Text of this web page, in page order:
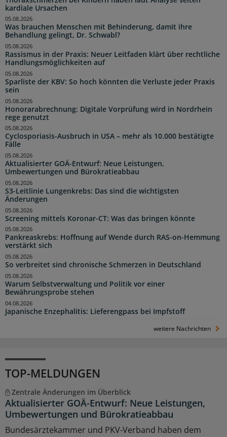
kardiale Ursachen
Was brauchen Menschen mit Behinderung, damit ihre
Behandlung gelingt, Dr. Schwabl?
05.08.2026
Rassismus in der Praxis: Neuer Leitfaden klärt über rechtliche
Handlungsmöglichkeiten auf
05.08.2026
Sparliste der KBV: So hoch könnten die Verluste jeder Praxis
sein
05.08.2026
Honorarabrechnung: Digitale Vorprüfung wird in Nordrhein
rege genutzt
05.08.2026
Cyclosporiasis-Ausbruch in USA – mehr als 10.000 bestätigte
Fälle
05.08.2026
Aktualisierter GOÄ-Entwurf: Neue Leistungen,
Umbewertungen und Bürokratieabbau
05.08.2026
S3-Leitlinie Lungenkrebs: Das sind die wichtigsten
Änderungen
05.08.2026
Screening mittels Koronar-CT: Was das bringen könnte
05.08.2026
Pankreaskrebs: Hoffnung auf Wende durch RAS-on-Hemmung
verstärkt sich
05.08.2026
So verbreitet sind chronische Schmerzen in Deutschland
05.08.2026
Warum Selbstverwaltung und Politik vor einer
Bewährungsprobe stehen
05.08.2026
Japanische Enzephalitis: Lieferengpass bei Impfstoff
04.08.2026
weitere Nachrichten
TOP-MELDUNGEN
Zentrale Änderungen im Überblick
Aktualisierter GOÄ-Entwurf: Neue Leistungen,
Umbewertungen und Bürokratieabbau
Bundesärztekammer und PKV-Verband haben dem